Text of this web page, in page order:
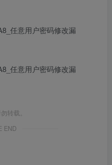
任意用户密码修改漏
任意用户密码修改漏
转载。
END